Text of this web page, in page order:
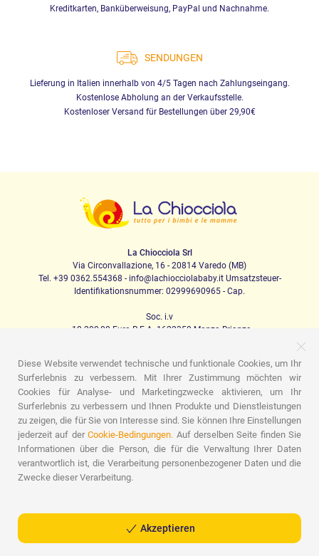
Kreditkarten, Banküberweisung, PayPal und Nachnahme.
SENDUNGEN
Lieferung in Italien innerhalb von 4/5 Tagen nach Zahlungseingang.
Kostenlose Abholung an der Verkaufsstelle.
Kostenloser Versand für Bestellungen über 29,90€
La Chiocciola Srl
Via Circonvallazione, 16 - 20814 Varedo (MB)
Tel. +39 0362.554368 - info@lachiocciolababy.it Umsatzsteuer-
Identifikationsnummer: 02999690965 - Cap.
Soc. i.v
. 10.200,00 Euro R.E.A. 1622350 Monza Brianza
PRODOTTI
Ich laufe
Kindersitze Das Haus
Babynahrung
Schlafen
Babyhygiene Mama und Baby
Bekleidung
Spiel
Geschenk-Karte Set für Babys
Geschenk-Ideen
Zimmer für Kinder
Werbeaktionen Marchi
Datenschutzrichtlinie
Cookie-Richtlinie
Diese Website verwendet technische und funktionale Cookies, um Ihr
Surferlebnis zu verbessern. Mit Ihrer Zustimmung möchten wir
Cookies für Analyse- und Marketingzwecke aktivieren, um Ihr
Surferlebnis zu verbessern und Ihnen Produkte und Dienstleistungen
zu zeigen, die für Sie von Interesse sind. Sie können Ihre Einstellungen
jederzeit auf derCookie-Bedingungen. Auf derselben Seite finden Sie
Informationen über die Person, die für die Verwaltung Ihrer Daten
verantwortlich ist, die Verarbeitung personenbezogener Daten und die
Zwecke dieser Verarbeitung.
Akzeptieren